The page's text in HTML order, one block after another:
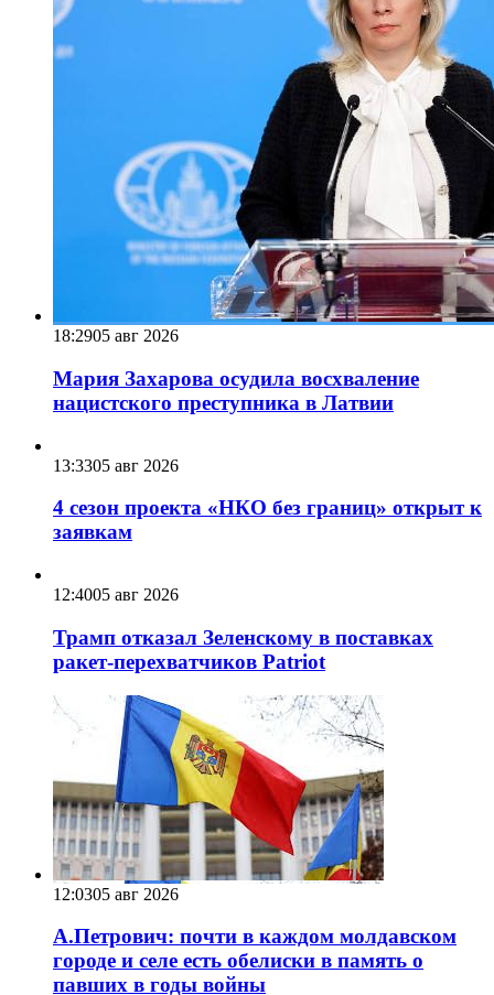
18:2905 авг 2026
Мария Захарова осудила восхваление
нацистского преступника в Латвии
13:3305 авг 2026
4 сезон проекта «НКО без границ» открыт к
заявкам
12:4005 авг 2026
Трамп отказал Зеленскому в поставках
ракет-перехватчиков Patriot
12:0305 авг 2026
А.Петрович: почти в каждом молдавском
городе и селе есть обелиски в память о
павших в годы войны